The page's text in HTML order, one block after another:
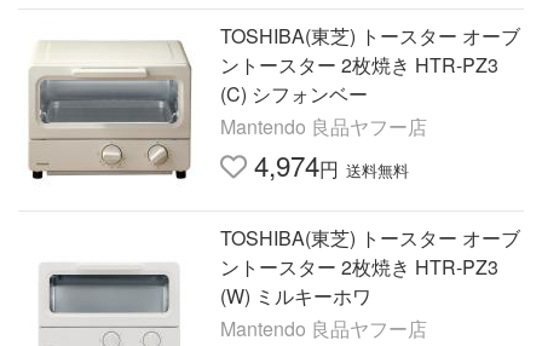
TOSHIBA(東芝) トースター オーブ
ントースター 2枚焼き HTR-PZ3
(C) シフォンベー
Mantendo 良品ヤフー店
4,974円 送料無料
TOSHIBA(東芝) トースター オーブ
ントースター 2枚焼き HTR-PZ3
(W) ミルキーホワ
Mantendo 良品ヤフー店